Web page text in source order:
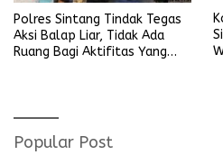
Polres Sintang Tindak Tegas
Aksi Balap Liar, Tidak Ada
Ruang Bagi Aktifitas Yang
Popular Post